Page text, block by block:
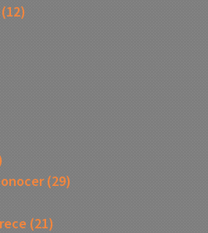
(12)
(29)
(21)